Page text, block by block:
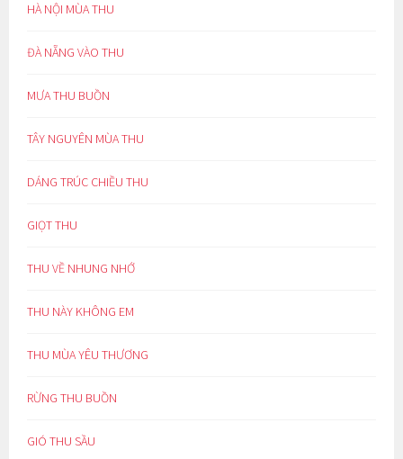
HÀ NỘI MÙA THU
ĐÀ NẴNG VÀO THU
MƯA THU BUỒN
TÂY NGUYÊN MÙA THU
DÁNG TRÚC CHIỀU THU
GIỌT THU
THU VỀ NHUNG NHỚ
THU NÀY KHÔNG EM
THU MÙA YÊU THƯƠNG
RỪNG THU BUỒN
GIÓ THU SẦU